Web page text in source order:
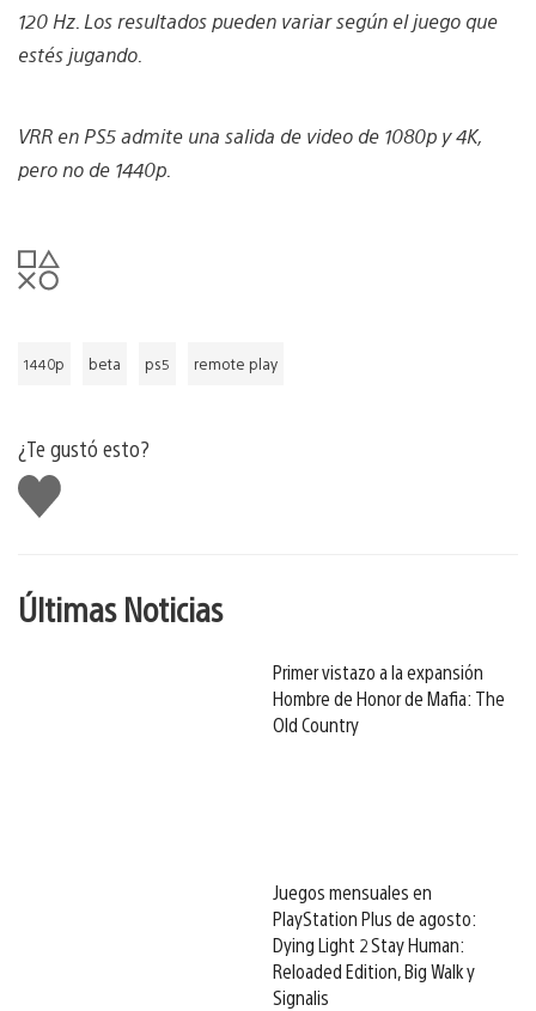
120 Hz. Los resultados pueden variar según el juego que
estés jugando.
VRR en PS5 admite una salida de video de 1080p y 4K,
pero no de 1440p.
1440p beta ps5 remote play
¿Te gustó esto?
Me
gusta
Últimas Noticias
Primer vistazo a la expansión
Hombre de Honor de Mafia: The
Old Country
Juegos mensuales en
PlayStation Plus de agosto:
Dying Light 2 Stay Human:
Reloaded Edition, Big Walk y
Signalis